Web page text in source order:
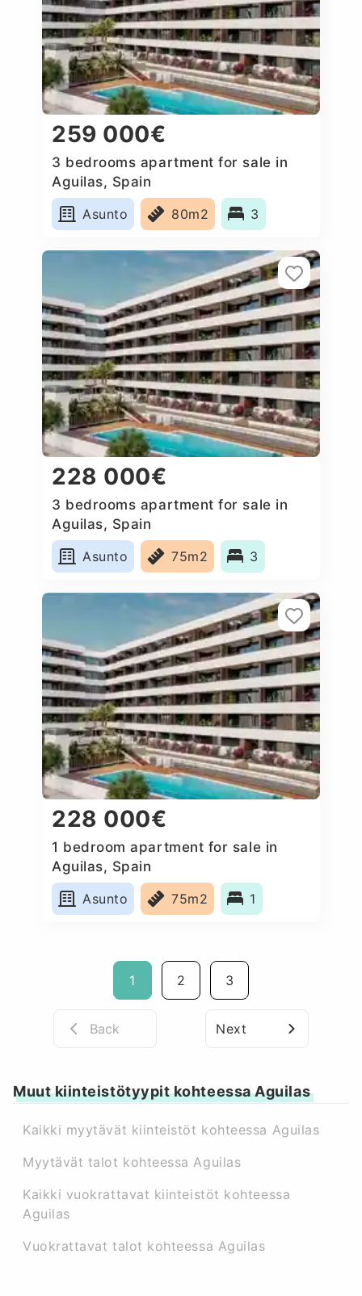
259 000€
3 bedrooms apartment for sale in
Aguilas, Spain
Asunto
80m2 3
228 000€
3 bedrooms apartment for sale in
Aguilas, Spain
Asunto
75m2 3
228 000€
1 bedroom apartment for sale in
Aguilas, Spain
Asunto
75m2 1
1 2 3
Back Next
Muut kiinteistötyypit kohteessa Aguilas
Kaikki myytävät kiinteistöt kohteessa Aguilas
Myytävät talot kohteessa Aguilas
Kaikki vuokrattavat kiinteistöt kohteessa
Aguilas
Vuokrattavat talot kohteessa Aguilas